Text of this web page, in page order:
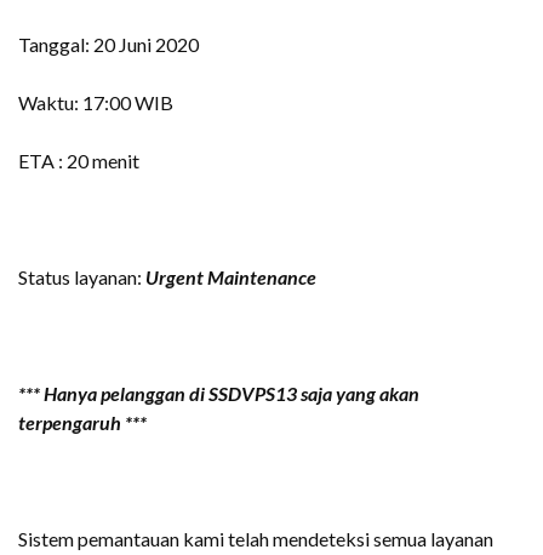
Tanggal: 20 Juni 2020
Waktu: 17:00 WIB
ETA : 20 menit
Status layanan: Urgent Maintenance
*** Hanya pelanggan di SSDVPS13 saja yang akan
terpengaruh ***
Sistem pemantauan kami telah mendeteksi semua layanan